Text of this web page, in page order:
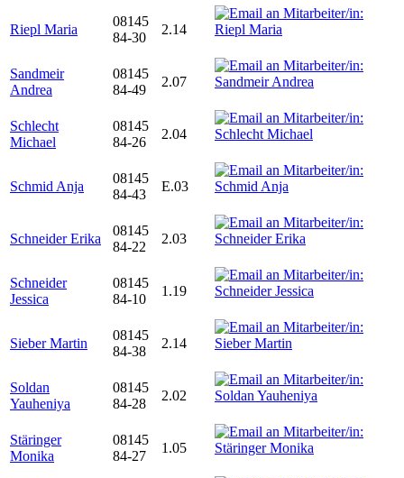
Riepl Maria
08145
84-30
2.14
Sandmeir
Andrea
08145
84-49
2.07
Schlecht
Michael
08145
84-26
2.04
Schmid Anja
08145
84-43
E.03
Schneider Erika
08145
84-22
2.03
Schneider
Jessica
08145
84-10
1.19
Sieber Martin
08145
84-38
2.14
Soldan
Yauheniya
08145
84-28
2.02
Stäringer
Monika
08145
84-27
1.05